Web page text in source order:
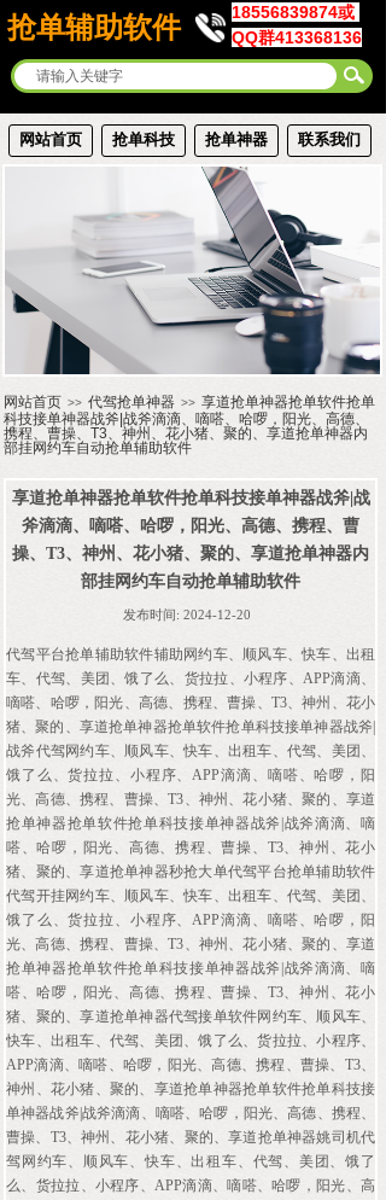
抢单辅助软件
18556839874或
QQ群413368136
网站首页 抢单科技 抢单神器 联系我们
网站首页 >> 代驾抢单神器 >> 享道抢单神器抢单软件抢单
科技接单神器战斧|战斧滴滴、嘀嗒、哈啰，阳光、高德、
携程、曹操、T3、神州、花小猪、聚的、享道抢单神器内
部挂网约车自动抢单辅助软件
享道抢单神器抢单软件抢单科技接单神器战斧|战
斧滴滴、嘀嗒、哈啰，阳光、高德、携程、曹
操、T3、神州、花小猪、聚的、享道抢单神器内
部挂网约车自动抢单辅助软件
发布时间: 2024-12-20
代驾平台抢单辅助软件辅助网约车、顺风车、快车、出租
车、代驾、美团、饿了么、货拉拉、小程序、APP滴滴、
嘀嗒、哈啰，阳光、高德、携程、曹操、T3、神州、花小
猪、聚的、享道抢单神器抢单软件抢单科技接单神器战斧|
战斧代驾网约车、顺风车、快车、出租车、代驾、美团、
饿了么、货拉拉、小程序、APP滴滴、嘀嗒、哈啰，阳
光、高德、携程、曹操、T3、神州、花小猪、聚的、享道
抢单神器抢单软件抢单科技接单神器战斧|战斧滴滴、嘀
嗒、哈啰，阳光、高德、携程、曹操、T3、神州、花小
猪、聚的、享道抢单神器秒抢大单代驾平台抢单辅助软件
代驾开挂网约车、顺风车、快车、出租车、代驾、美团、
饿了么、货拉拉、小程序、APP滴滴、嘀嗒、哈啰，阳
光、高德、携程、曹操、T3、神州、花小猪、聚的、享道
抢单神器抢单软件抢单科技接单神器战斧|战斧滴滴、嘀
嗒、哈啰，阳光、高德、携程、曹操、T3、神州、花小
猪、聚的、享道抢单神器代驾接单软件网约车、顺风车、
快车、出租车、代驾、美团、饿了么、货拉拉、小程序、
APP滴滴、嘀嗒、哈啰，阳光、高德、携程、曹操、T3、
神州、花小猪、聚的、享道抢单神器抢单软件抢单科技接
单神器战斧|战斧滴滴、嘀嗒、哈啰，阳光、高德、携程、
曹操、T3、神州、花小猪、聚的、享道抢单神器姚司机代
驾网约车、顺风车、快车、出租车、代驾、美团、饿了
么、货拉拉、小程序、APP滴滴、嘀嗒、哈啰，阳光、高